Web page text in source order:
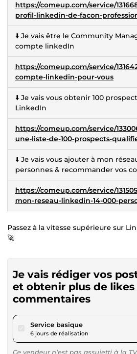
https://comeup.com/service/
profil-linkedin-de-facon-
⬇️ Je vais être le Community
compte linkedIn
https://comeup.com/service/
compte-linkedin-pour-vous
⬇️ Je vais vous obtenir 100
LinkedIn
https://comeup.com/service/
une-liste-de-100-prospects-
⬇️ Je vais vous ajouter à mon
personnes & recommander vos
https://comeup.com/service/
mon-reseau-linkedin-14-000-
Passez à la vitesse supérieure sur
🚀
Je vais rédiger vos
et obtenir plus de
commentaires
Service basiquepour 17,34 $US
6 jours de réalisation
Ce vendeur n’est pas assujetti à la